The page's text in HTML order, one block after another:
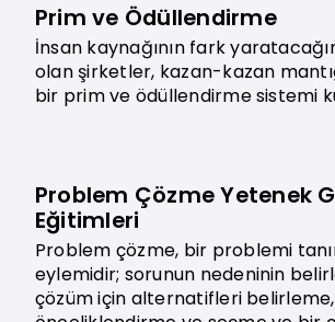
Prim ve Ödüllendirme
İnsan kaynağının fark
olan şirketler, kazan-kazan
bir prim ve ödüllendirme sistemi
Problem Çözme Yetenek
Eğitimleri
Problem çözme, bir problemi
eylemidir; sorunun nedeninin
çözüm için alternatifleri belirleme,